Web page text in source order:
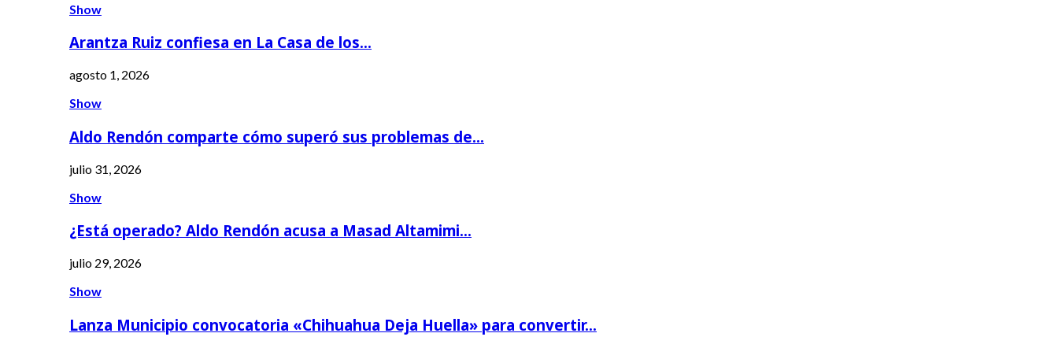
Show
Arantza Ruiz confiesa en La Casa de los…
agosto 1, 2026
Show
Aldo Rendón comparte cómo superó sus problemas de…
julio 31, 2026
Show
¿Está operado? Aldo Rendón acusa a Masad Altamimi…
julio 29, 2026
Show
Lanza Municipio convocatoria «Chihuahua Deja Huella» para convertir…